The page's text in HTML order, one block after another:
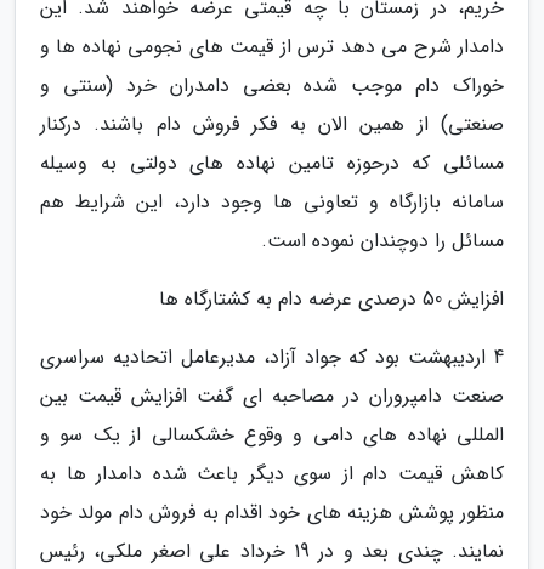
خریم، در زمستان با چه قیمتی عرضه خواهند شد. این
دامدار شرح می دهد ترس از قیمت های نجومی نهاده ها و
خوراک دام موجب شده بعضی دامدران خرد (سنتی و
صنعتی) از همین الان به فکر فروش دام باشند. درکنار
مسائلی که درحوزه تامین نهاده های دولتی به وسیله
سامانه بازارگاه و تعاونی ها وجود دارد، این شرایط هم
مسائل را دوچندان نموده است.
افزایش 50 درصدی عرضه دام به کشتارگاه ها
4 اردیبهشت بود که جواد آزاد، مدیرعامل اتحادیه سراسری
صنعت دامپروران در مصاحبه ای گفت افزایش قیمت بین
المللی نهاده های دامی و وقوع خشکسالی از یک سو و
کاهش قیمت دام از سوی دیگر باعث شده دامدار ها به
منظور پوشش هزینه های خود اقدام به فروش دام مولد خود
نمایند. چندی بعد و در 19 خرداد علی اصغر ملکی، رئیس